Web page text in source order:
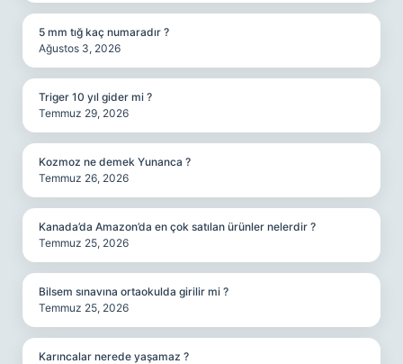
5 mm tığ kaç numaradır ?
Ağustos 3, 2026
Triger 10 yıl gider mi ?
Temmuz 29, 2026
Kozmoz ne demek Yunanca ?
Temmuz 26, 2026
Kanada’da Amazon’da en çok satılan ürünler nelerdir ?
Temmuz 25, 2026
Bilsem sınavına ortaokulda girilir mi ?
Temmuz 25, 2026
Karıncalar nerede yaşamaz ?